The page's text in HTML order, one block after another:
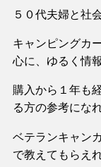
５０代夫婦と社
キャンピングカ
心に、ゆるく情
購入から１年も
る方の参考にな
ベテランキャン
で教えてもらえ